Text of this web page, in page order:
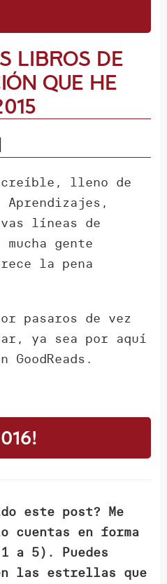
libros de
que he
lleno de
líneas de
gente
la pena
pasaros de vez
ya sea por aquí
GoodReads.
este post? Me
cuentas en forma
a 5). Puedes
las estrellas que